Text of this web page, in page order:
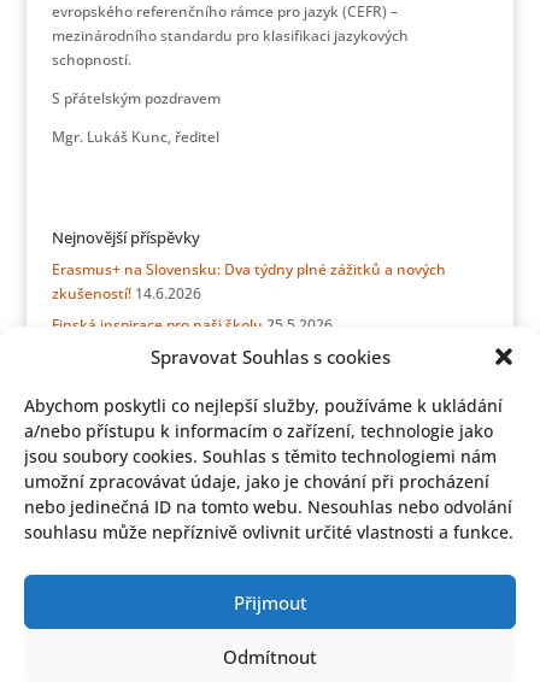
Spravovat Souhlas s cookies
Abychom poskytli co nejlepší služby, používáme k ukládání
a/nebo přístupu k informacím o zařízení, technologie jako
jsou soubory cookies. Souhlas s těmito technologiemi nám
umožní zpracovávat údaje, jako je chování při procházení
nebo jedinečná ID na tomto webu. Nesouhlas nebo odvolání
souhlasu může nepříznivě ovlivnit určité vlastnosti a funkce.
Přijmout
Odmítnout
evropského referenčního rámce pro jazyk (CEFR) –
mezinárodního standardu pro klasifikaci jazykových
schopností.
S přátelským pozdravem
Mgr. Lukáš Kunc, ředitel
Nejnovější příspěvky
Erasmus+ na Slovensku: Dva týdny plné zážitků a nových
zkušeností! 14.6.2026
Finská inspirace pro naši školu 25.5.2026
Erasmus přátelství bez hranic: týden se sicilskými kamarády
ERASMUS + Stínování v Německu15.5.2026
Informace z jídelny pro rodiče budoucích prvňáčků 11.5.2026
Z Haapavesi do Úval: Erasmus+ spojil školy i srdce 28.4.2026
Aprílový slavíček27.4.2026
Góly umíme! Naši žáci míří do republikového finále21.4.2026
Dotazníkové šetření školní jídelny27.3.2026